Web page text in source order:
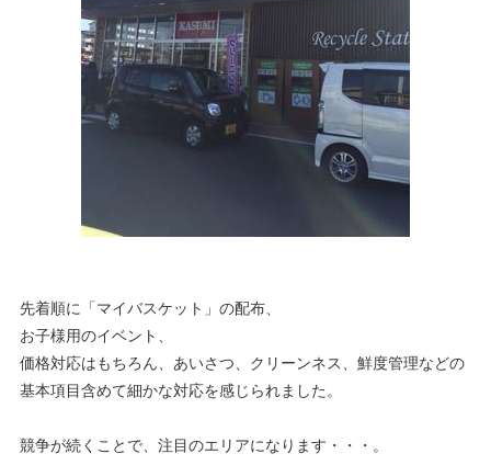
先着順に「マイバスケット」の配布、
お子様用のイベント、
価格対応はもちろん、あいさつ、クリーンネス、鮮度管理などの
基本項目含めて細かな対応を感じられました。
競争が続くことで、注目のエリアになります・・・。